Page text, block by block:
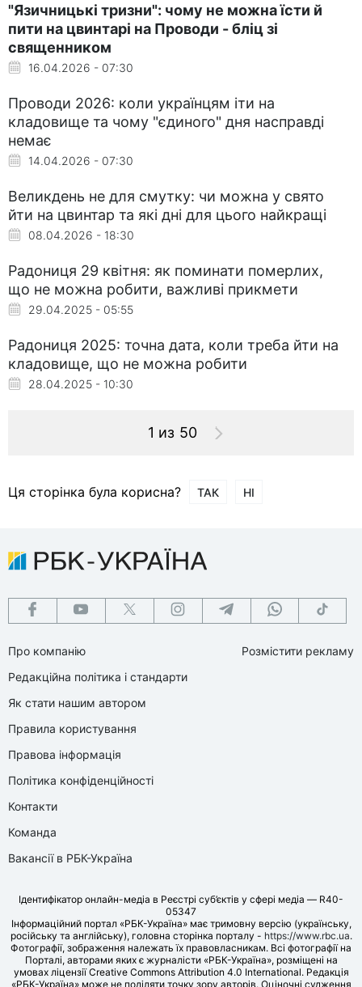
"Язичницькі тризни": чому не можна їсти й
пити на цвинтарі на Проводи - бліц зі
священником
16.04.2026 - 07:30
Проводи 2026: коли українцям іти на
кладовище та чому "єдиного" дня насправді
немає
14.04.2026 - 07:30
Великдень не для смутку: чи можна у свято
йти на цвинтар та які дні для цього найкращі
08.04.2026 - 18:30
Радониця 29 квітня: як поминати померлих,
що не можна робити, важливі прикмети
29.04.2025 - 05:55
Радониця 2025: точна дата, коли треба йти на
кладовище, що не можна робити
28.04.2025 - 10:30
1 из 50
Ця сторінка була корисна? ТАК НІ
Про компанію
Редакційна політика і стандарти
Як стати нашим автором
Правила користування
Правова інформація
Політика конфіденційності
Контакти
Команда
Вакансії в РБК-Україна
Розмістити рекламу
Ідентифікатор онлайн-медіа в Реєстрі суб’єктів у сфері медіа — R40-
05347
Інформаційний портал «РБК-Україна» має тримовну версію (українську,
російську та англійську), головна сторінка порталу - https://www.rbc.ua.
Фотографії, зображення належать їх правовласникам. Всі фотографії на
Порталі, авторами яких є журналісти «РБК-Україна», розміщені на
умовах ліцензії Creative Commons Attribution 4.0 International. Редакція
«РБК-Україна» може не поділяти точку зору авторів. Оціночні судження